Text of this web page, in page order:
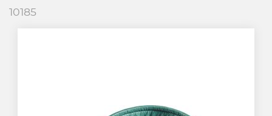
10185